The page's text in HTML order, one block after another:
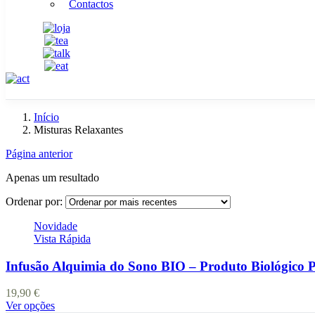
Contactos
Início
Misturas Relaxantes
Página anterior
Apenas um resultado
Ordenar por:
Novidade
Vista Rápida
Infusão Alquimia do Sono BIO – Produto Biológico
19,90 €
Ver opçõesThis